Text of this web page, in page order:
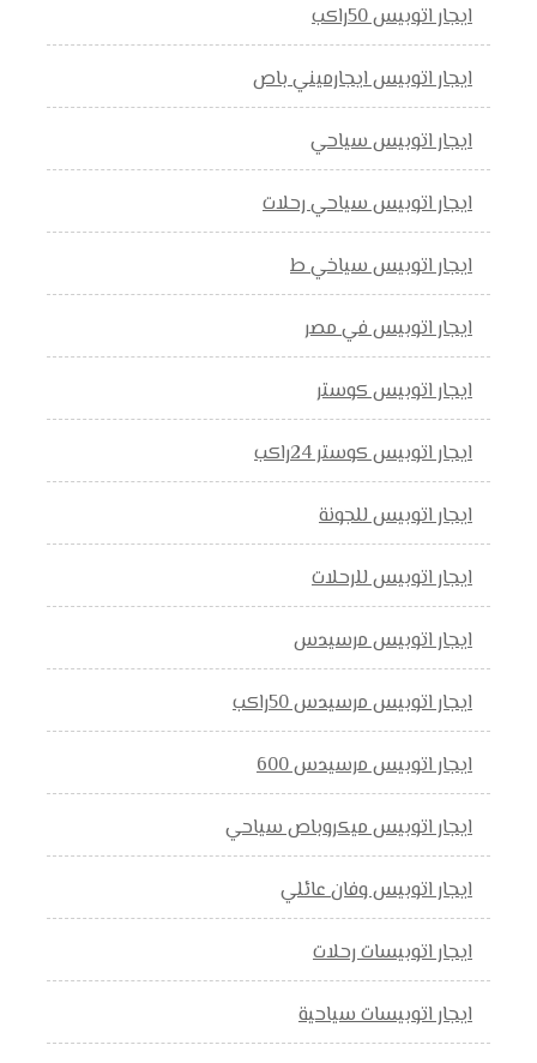
ايجار اتوبيس 50راكب
ايجار اتوبيس ايجارميني باص
ايجار اتوبيس سياحي
ايجار اتوبيس سياحي رحلات
ايجار اتوبيس سياخي ط
ايجار اتوبيس في مصر
ايجار اتوبيس كوستر
ايجار اتوبيس كوستر 24راكب
ايجار اتوبيس للجونة
ايجار اتوبيس للرحلات
ايجار اتوبيس مرسيدس
ايجار اتوبيس مرسيدس 50راكب
ايجار اتوبيس مرسيدس 600
ايجار اتوبيس ميكروباص سياحي
ايجار اتوبيس وفان عائلي
ايجار اتوبيسات رحلات
ايجار اتوبيسات سياحية